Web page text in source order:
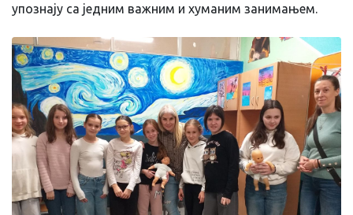
упознају са једним важним и хуманим занимањем.